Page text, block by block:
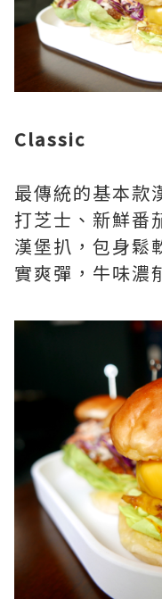
Classic
最傳統的基本款
打芝士、新鮮番
漢堡扒，包身鬆
實爽彈，牛味濃